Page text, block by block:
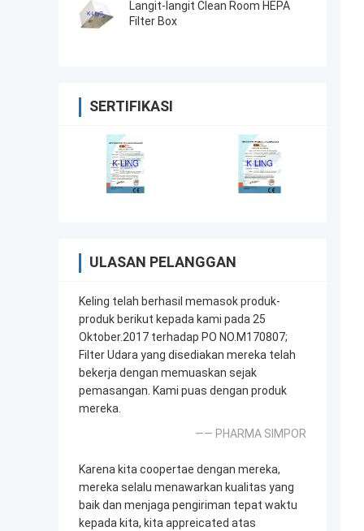
Langit-langit Clean Room HEPA
Filter Box
SERTIFIKASI
ULASAN PELANGGAN
Keling telah berhasil memasok produk-
produk berikut kepada kami pada 25
Oktober.2017 terhadap PO NO.M170807;
Filter Udara yang disediakan mereka telah
bekerja dengan memuaskan sejak
pemasangan. Kami puas dengan produk
mereka.
—— PHARMA SIMPOR
Karena kita coopertae dengan mereka,
mereka selalu menawarkan kualitas yang
baik dan menjaga pengiriman tepat waktu
kepada kita, kita appreicated atas